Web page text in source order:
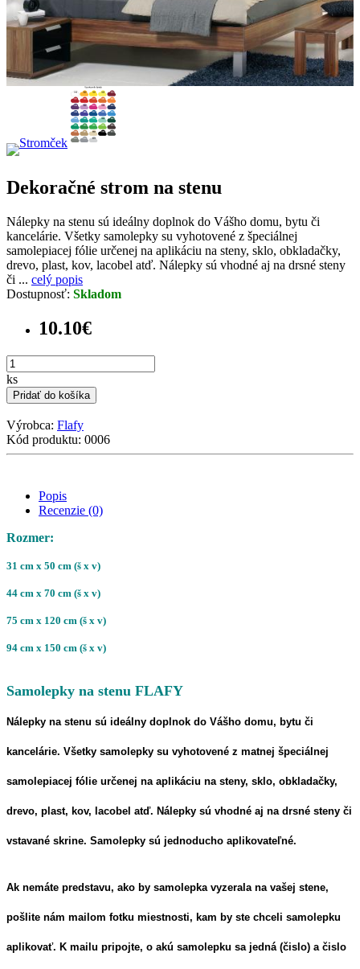
Dekoračné strom na stenu
Nálepky na stenu sú ideálny doplnok do Vášho domu, bytu či
kancelárie. Všetky samolepky su vyhotovené z špeciálnej
samolepiacej fólie určenej na aplikáciu na steny, sklo, obkladačky,
drevo, plast, kov, lacobel atď. Nálepky sú vhodné aj na drsné steny
či ... celý popis
Dostupnosť: Skladom
10.10€
ks
Pridať do košíka
Výrobca: Flafy
Kód produktu: 0006
Popis
Recenzie (0)
Rozmer:
31 cm x 50 cm (š x v)
44 cm x 70 cm (š x v)
75 cm x 120 cm (š x v)
94 cm x 150 cm (š x v)
Samolepky na stenu FLAFY
Nálepky na stenu sú ideálny doplnok do Vášho domu, bytu či
kancelárie. Všetky samolepky su vyhotovené z matnej špeciálnej
samolepiacej fólie určenej na aplikáciu na steny, sklo, obkladačky,
drevo, plast, kov, lacobel atď. Nálepky sú vhodné aj na drsné steny či
vstavané skrine. Samolepky sú jednoducho aplikovateľné.
Ak nemáte predstavu, ako by samolepka vyzerala na vašej stene,
pošlite nám mailom fotku miestnosti, kam by ste chceli samolepku
aplikovať. K mailu pripojte, o akú samolepku sa jedná (čislo) a čislo